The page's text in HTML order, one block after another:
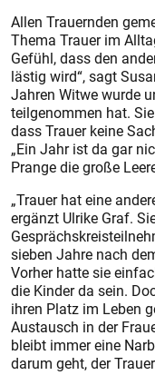
Allen Trauernden
Thema Trauer im
Gefühl, dass den
lästig wird“, sagt
Jahren Witwe wurde
teilgenommen hat.
dass Trauer keine
„Ein Jahr ist da gar
Prange die große
„Trauer hat eine
ergänzt Ulrike Graf.
sieben Jahre nach
Vorher hatte sie
die Kinder da sein.
ihren Platz im Leben
Austausch in der
bleibt immer eine
darum geht, der